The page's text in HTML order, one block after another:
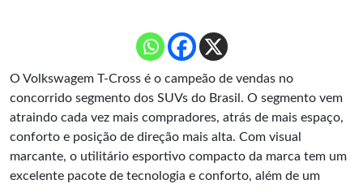
O Volkswagem T-Cross é o campeão de vendas no
concorrido segmento dos SUVs do Brasil. O segmento vem
atraindo cada vez mais compradores, atrás de mais espaço,
conforto e posição de direção mais alta. Com visual
marcante, o utilitário esportivo compacto da marca tem um
excelente pacote de tecnologia e conforto, além de um